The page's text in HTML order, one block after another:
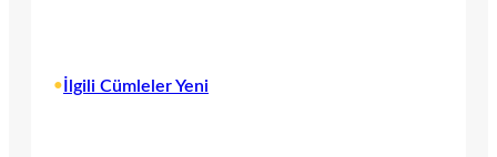
• İlgili Cümleler Yeni